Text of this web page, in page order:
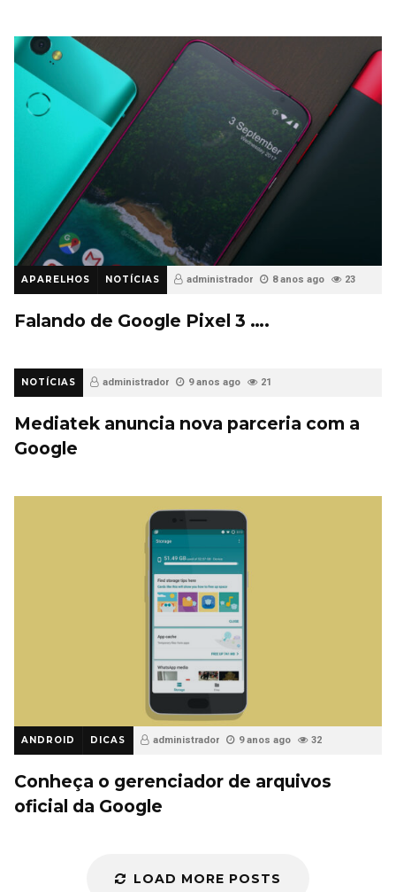
APARELHOS NOTÍCIAS administrador 8 anos ago 23
Falando de Google Pixel 3 ….
NOTÍCIAS administrador 9 anos ago 21
Mediatek anuncia nova parceria com a
Google
ANDROID DICAS administrador 9 anos ago 32
Conheça o gerenciador de arquivos
oficial da Google
LOAD MORE POSTS